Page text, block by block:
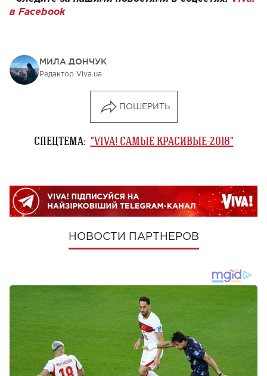
в Facebook
МИЛА ДОНЧУК
Редактор Viva.ua
ПОШЕРИТЬ
СПЕЦТЕМА: "VIVA! САМЫЕ КРАСИВЫЕ-2018"
НОВОСТИ ПАРТНЕРОВ